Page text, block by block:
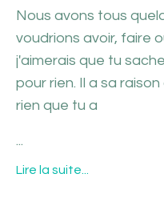
Nous avons tous
voudrions avoir, faire
j'aimerais que tu
pour rien. Il a sa
rien que tu a
...
Lire la suite...